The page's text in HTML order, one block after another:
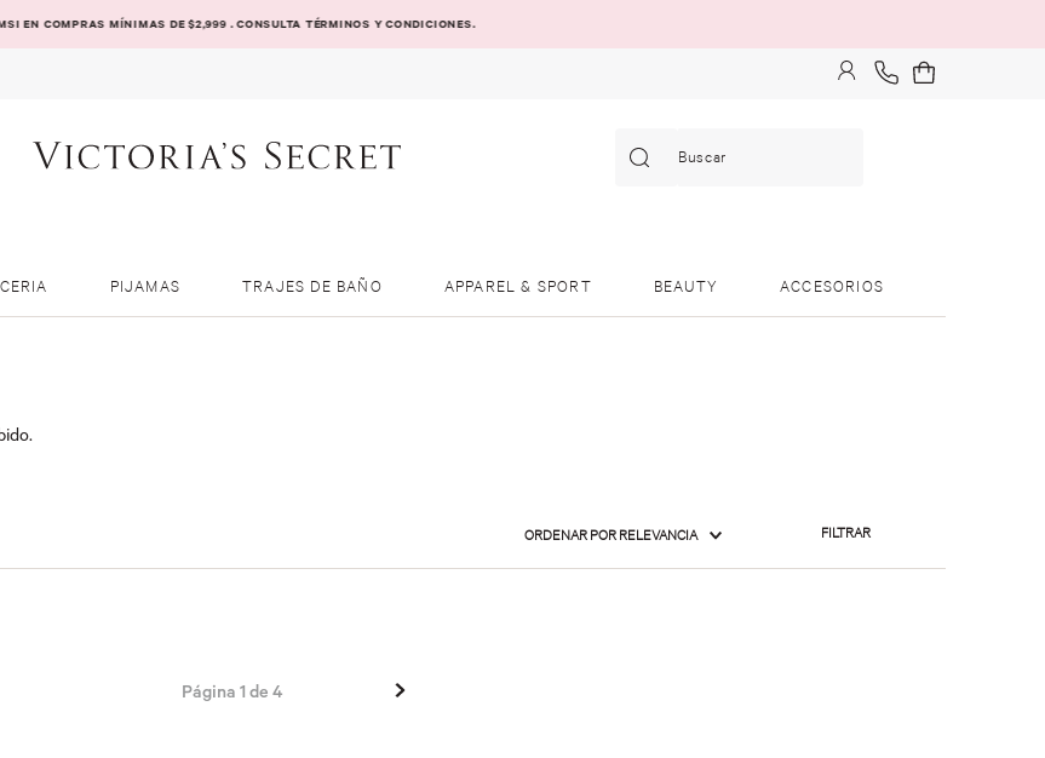
EN COMPRAS MÍNIMAS DE $2,999 . CONSULTA TÉRMINOS Y CONDICIONES.
PIJAMAS TRAJES DE BAÑO APPAREL & SPORT BEAUTY ACCESORIOS
ORDENAR POR RELEVANCIA FILTRAR
Página 1 de 4